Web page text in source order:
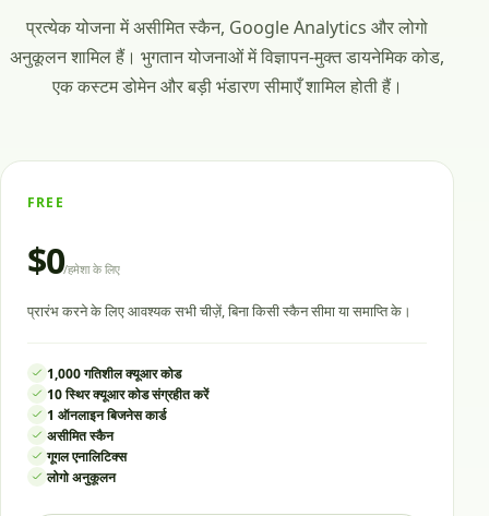
प्रत्येक योजना में असीमित स्कैन, Google Analytics और लोगो
अनुकूलन शामिल हैं। भुगतान योजनाओं में विज्ञापन-मुक्त डायनेमिक कोड,
एक कस्टम डोमेन और बड़ी भंडारण सीमाएँ शामिल होती हैं।
FREE
$0/हमेशा के लिए
प्रारंभ करने के लिए आवश्यक सभी चीज़ें, बिना किसी स्कैन सीमा या समाप्ति के।
1,000 गतिशील क्यूआर कोड
10 स्थिर क्यूआर कोड संग्रहीत करें
1 ऑनलाइन बिजनेस कार्ड
असीमित स्कैन
गूगल एनालिटिक्स
लोगो अनुकूलन